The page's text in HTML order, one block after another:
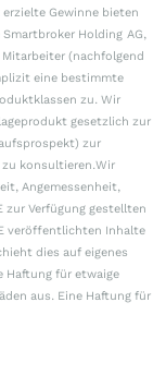
Gewinne bieten
Holding AG,
(nachfolgend
eine bestimmte
zu. Wir
gesetzlich zur
zur
konsultieren.Wir
Angemessenheit,
Verfügung gestellten
veröffentlichten Inhalte
dies auf eigenes
Haftung für etwaige
aus. Eine Haftung für